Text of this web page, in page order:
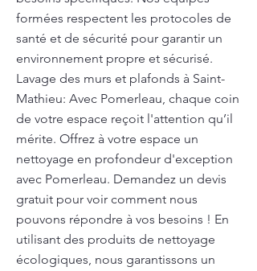
formées respectent les protocoles de
santé et de sécurité pour garantir un
environnement propre et sécurisé.
Lavage des murs et plafonds à Saint-
Mathieu: Avec Pomerleau, chaque coin
de votre espace reçoit l'attention qu’il
mérite. Offrez à votre espace un
nettoyage en profondeur d'exception
avec Pomerleau. Demandez un devis
gratuit pour voir comment nous
pouvons répondre à vos besoins ! En
utilisant des produits de nettoyage
écologiques, nous garantissons un